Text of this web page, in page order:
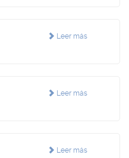
Leer más
Leer más
Leer más